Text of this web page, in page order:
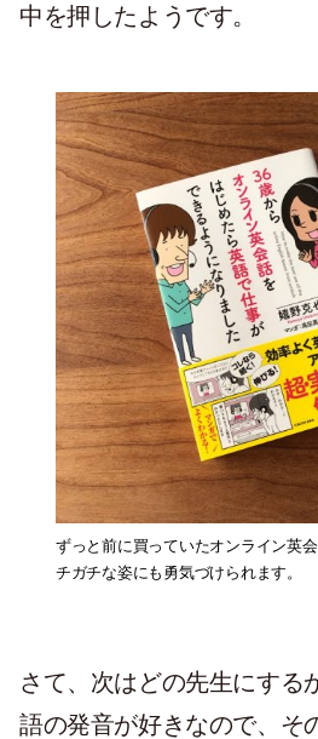
中を押したようです。
ずっと前に買っていたオンライン英
チガチな姿にも勇気づけられます。
さて、次はどの先生にする
語の発音が好きなので、そ